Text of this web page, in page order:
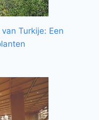
Turkije: Een